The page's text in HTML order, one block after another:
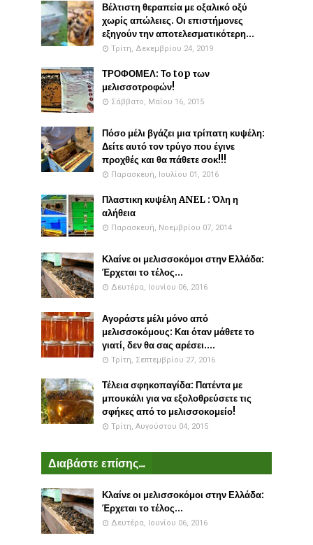
Βέλτιστη θεραπεία με οξαλικό οξύ
χωρίς απώλειες. Οι επιστήμονες
εξηγούν την αποτελεσματικότερη...
Τρίτη, Δεκεμβρίου 24, 2019
ΤΡΟΦΟΜΕΛ: Το top των
μελισσοτροφών!
Σάββατο, Μαΐου 16, 2015
Πόσο μέλι βγάζει μια τρίπατη κυψέλη:
Δείτε αυτό τον τρύγο που έγινε
προχθές και θα πάθετε σοκ!!!
Παρασκευή, Ιουλίου 01, 2016
Πλαστικη κυψέλη ANEL : Όλη η
αλήθεια
Παρασκευή, Νοεμβρίου 07, 2014
Κλαίνε οι μελισσοκόμοι στην Ελλάδα:
Έρχεται το τέλος...
Δευτέρα, Ιουνίου 06, 2016
Αγοράστε μέλι μόνο από
μελισσοκόμους: Και όταν μάθετε το
γιατί, δεν θα σας αρέσει....
Τρίτη, Σεπτεμβρίου 27, 2016
Τέλεια σφηκοπαγίδα: Πατέντα με
μπουκάλι για να εξολοθρεύσετε τις
σφήκες από το μελισσοκομείο!
Τρίτη, Αυγούστου 04, 2015
Διαβάστε επίσης...
Κλαίνε οι μελισσοκόμοι στην Ελλάδα:
Έρχεται το τέλος...
Δευτέρα, Ιουνίου 06, 2016